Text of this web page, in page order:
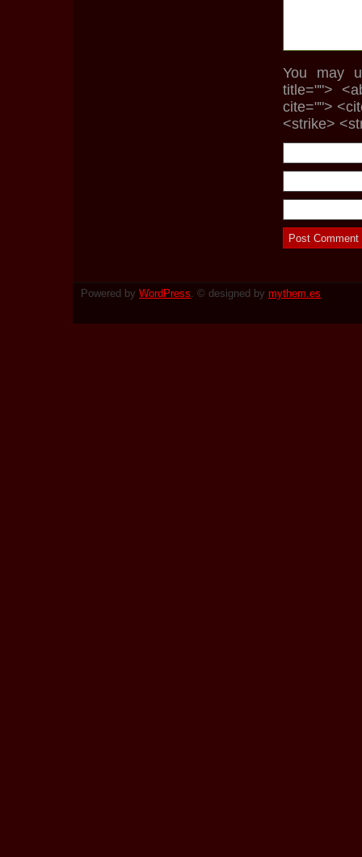
You may
title="">
cite="">
<strike>
Powered by WordPress. © designed by mythem.es